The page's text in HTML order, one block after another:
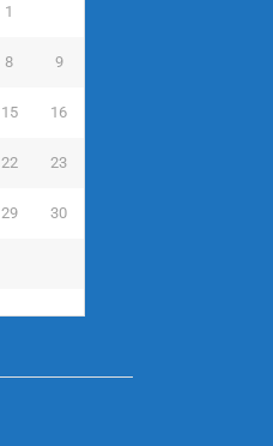
1
8 9
15 16
22 23
29 30